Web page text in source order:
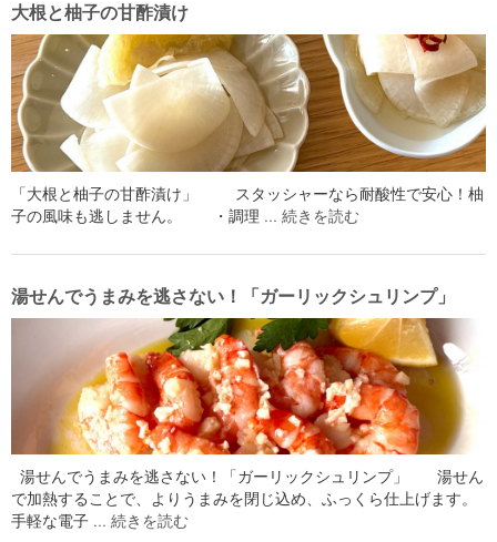
大根と柚子の甘酢漬け
「大根と柚子の甘酢漬け」 スタッシャーなら耐酸性で安心！柚
子の風味も逃しません。 ・調理 … 続きを読む
湯せんでうまみを逃さない！「ガーリックシュリンプ」
湯せんでうまみを逃さない！「ガーリックシュリンプ」 湯せん
で加熱することで、よりうまみを閉じ込め、ふっくら仕上げます。
手軽な電子 … 続きを読む